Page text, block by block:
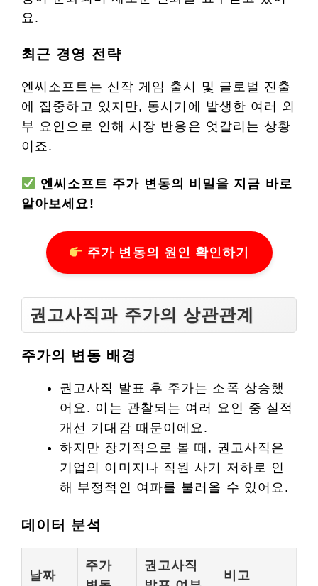
요.
최근 경영 전략
엔씨소프트는 신작 게임 출시 및 글로벌 진출
에 집중하고 있지만, 동시기에 발생한 여러 외
부 요인으로 인해 시장 반응은 엇갈리는 상황
이죠.
엔씨소프트 주가 변동의 비밀을 지금 바로
알아보세요!
주가 변동의 원인 확인하기
권고사직과 주가의 상관관계
주가의 변동 배경
권고사직 발표 후 주가는 소폭 상승했
어요. 이는 관찰되는 여러 요인 중 실적
개선 기대감 때문이에요.
하지만 장기적으로 볼 때, 권고사직은
기업의 이미지나 직원 사기 저하로 인
해 부정적인 여파를 불러올 수 있어요.
데이터 분석
날짜
주가
권고사직
비고